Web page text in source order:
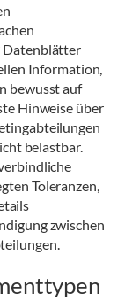
Datenblätter
Information,
bewusst auf
Hinweise über
belastbar.
Toleranzen,
zwischen